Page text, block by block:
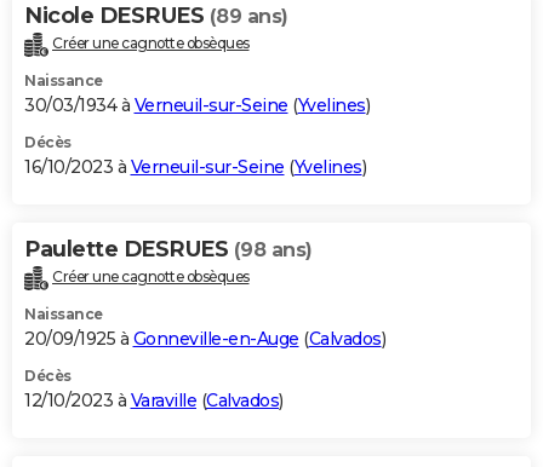
Nicole DESRUES (89 ans)
Créer une cagnotte obsèques
Naissance
30/03/1934 à Verneuil-sur-Seine (Yvelines)
Décès
16/10/2023 à Verneuil-sur-Seine (Yvelines)
Paulette DESRUES (98 ans)
Créer une cagnotte obsèques
Naissance
20/09/1925 à Gonneville-en-Auge (Calvados)
Décès
12/10/2023 à Varaville (Calvados)